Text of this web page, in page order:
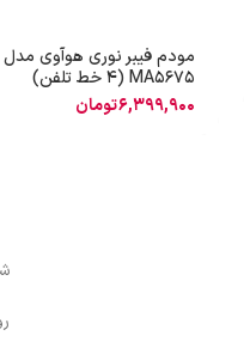
مودم فیبر نوری هوآوی مدل
MA5675 (4 خط تلفن)
6,399,900تومان